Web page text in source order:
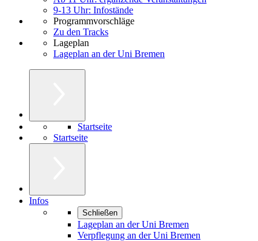
9-13 Uhr: Infostände
Programmvorschläge
Zu den Tracks
Lageplan
Lageplan an der Uni Bremen
Startseite
Startseite
Infos
Schließen
Lageplan an der Uni Bremen
Verpflegung an der Uni Bremen